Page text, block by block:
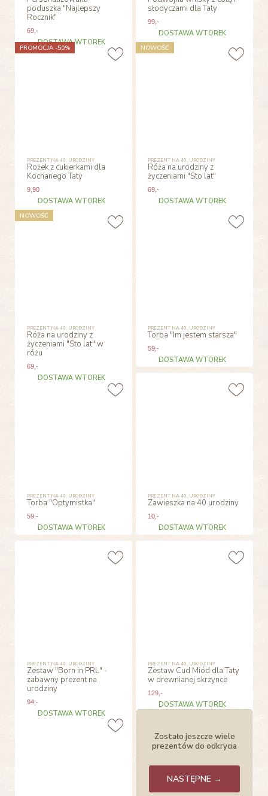
poduszka "Najlepszy
Rocznik"
69,-
DOSTAWA WTOREK
słodyczami dla Taty
99 ,-
DOSTAWA WTOREK
PREZENT NA 40. URODZINY
Rożek z cukierkami dla
Kochanego Taty
9,90
DOSTAWA WTOREK
PROMOCJA -50%
PREZENT NA 40. URODZINY
Róża na urodziny z
życzeniami "Sto lat"
69 ,-
DOSTAWA WTOREK
NOWOŚĆ
PREZENT NA 40. URODZINY
Róża na urodziny z
życzeniami "Sto lat" w
różu
69,-
DOSTAWA WTOREK
NOWOŚĆ
PREZENT NA 40. URODZINY
Torba "Im jestem starsza"
59 ,-
DOSTAWA WTOREK
PREZENT NA 40. URODZINY
Torba "Optymistka"
59,-
DOSTAWA WTOREK
PREZENT NA 40. URODZINY
Zawieszka na 40 urodziny
10 ,-
DOSTAWA WTOREK
PREZENT NA 40. URODZINY
Zestaw "Born in PRL" -
zabawny prezent na
urodziny
94,-
DOSTAWA WTOREK
PREZENT NA 40. URODZINY
Zestaw Cud Miód dla Taty
w drewnianej skrzynce
129 ,-
DOSTAWA WTOREK
Zostało jeszcze wiele
prezentów do odkrycia
NASTĘPNE →